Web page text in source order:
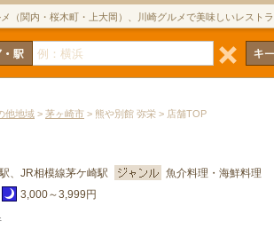
（関内・桜木町・上大岡）、川崎グルメで美味しいレスト
他地域 > 茅ヶ崎市 > 熊や別館 弥栄 > 店舗TOP
、JR相模線茅ケ崎駅
魚介料理・海鮮料理
3,000～3,999円